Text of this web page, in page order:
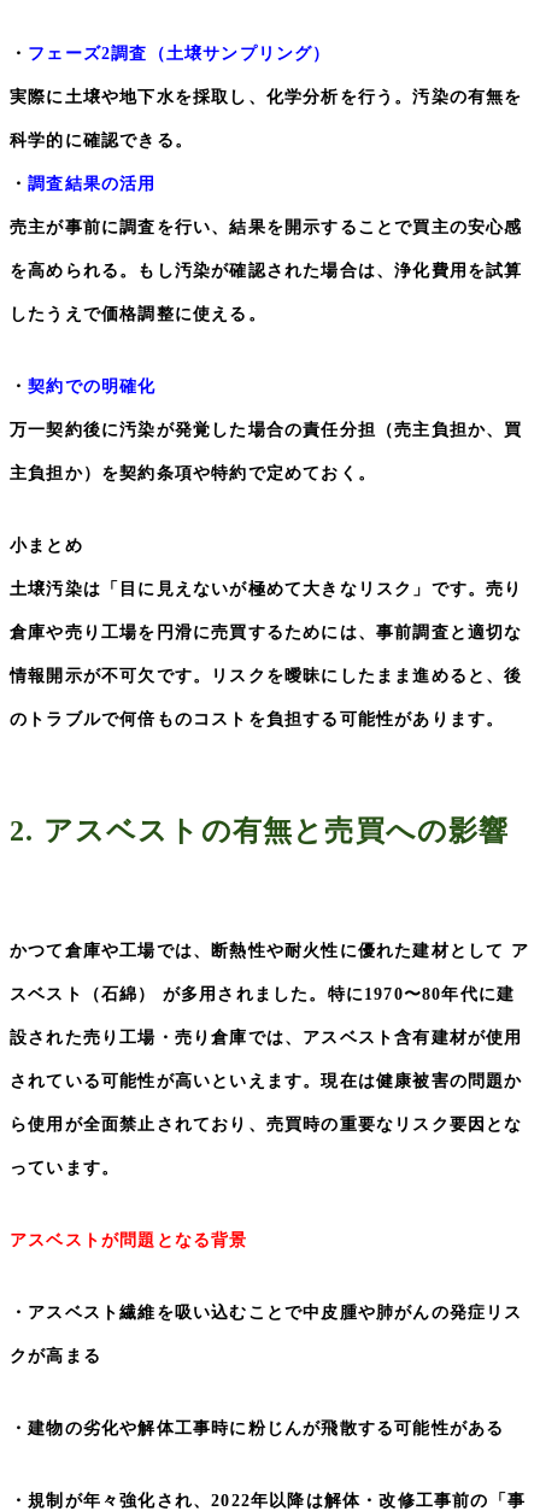
・ フェーズ2調査（土壌サンプリング）
実際に土壌や地下水を採取し、化学分析を行う。汚染の有無を
科学的に確認できる。
・調査結果の活用
売主が事前に調査を行い、結果を開示することで買主の安心感
を高められる。もし汚染が確認された場合は、浄化費用を試算
したうえで価格調整に使える。
・契約での明確化
万一契約後に汚染が発覚した場合の責任分担（売主負担か、買
主負担か）を契約条項や特約で定めておく。
小まとめ
土壌汚染は「目に見えないが極めて大きなリスク」です。売り
倉庫や売り工場を円滑に売買するためには、事前調査と適切な
情報開示が不可欠です。リスクを曖昧にしたまま進めると、後
のトラブルで何倍ものコストを負担する可能性があります。
2. アスベストの有無と売買への影響
かつて倉庫や工場では、断熱性や耐火性に優れた建材として ア
スベスト（石綿） が多用されました。特に 1970〜80年代に建
設された売り工場・売り倉庫では、アスベスト含有建材が使用
されている可能性が高いといえます。現在は健康被害の問題か
ら使用が全面禁止されており、売買時の重要なリスク要因とな
っています。
アスベストが問題となる背景
・アスベスト繊維を吸い込むことで中皮腫や肺がんの発症リス
クが高まる
・建物の劣化や解体工事時に粉じんが飛散する可能性がある
・規制が年々強化され、2022年以降は解体・改修工事前の「事